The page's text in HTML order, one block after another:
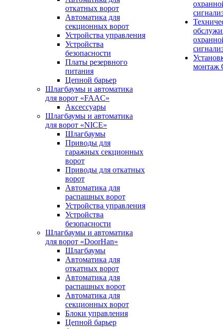
откатных ворот
Автоматика для
секционных ворот
Устройства управления
Устройства
безопасности
Платы резервного
питания
Цепной барьер
Шлагбаумы и автоматика
для ворот «FAAC»
Аксессуары
Шлагбаумы и автоматика
для ворот «NICE»
Шлагбаумы
Приводы для
гаражных секционных
ворот
Приводы для откатных
ворот
Автоматика для
распашных ворот
Устройства управления
Устройства
безопасности
Шлагбаумы и автоматика
для ворот «DoorHan»
Шлагбаумы
Автоматика для
откатных ворот
Автоматика для
распашных ворот
Автоматика для
секционных ворот
Блоки управления
Цепной барьер
монтаж